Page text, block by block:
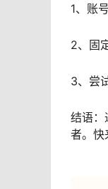
1、账
2、固
3、尝
结语：
者。快